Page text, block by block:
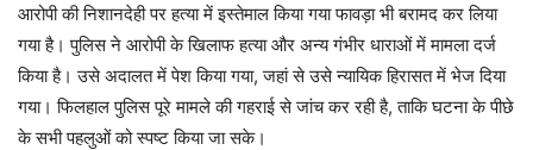
आरोपी की निशानदेही पर हत्या में इस्तेमाल किया गया फावड़ा भी बरामद कर लिया
गया है। पुलिस ने आरोपी के खिलाफ हत्या और अन्य गंभीर धाराओं में मामला दर्ज
किया है। उसे अदालत में पेश किया गया, जहां से उसे न्यायिक हिरासत में भेज दिया
गया। फिलहाल पुलिस पूरे मामले की गहराई से जांच कर रही है, ताकि घटना के पीछे
के सभी पहलुओं को स्पष्ट किया जा सके।